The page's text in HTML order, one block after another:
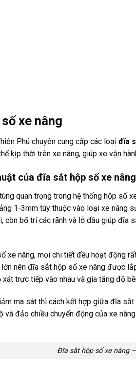
xe nâng
Phú chuyên cung cấp các loại đĩa
kịp thời trên xe nâng, giúp xe vận
của đĩa sắt hộp số xe nâng
quan trọng trong hệ thống hộp số
1-3mm tùy thuộc vào loại xe nâng
còn bố trí các rãnh và lỗ dầu giúp
xe nâng, mọi chi tiết đều hoạt động
nên đĩa sắt hộp số xe nâng được
xát trực tiếp vào nhau và gia tăng độ
ma sát thì cách kết hợp giữa đĩa
và đảo chiều chuyển động của xe nâng
Đĩa sắt hộp số xe nâng